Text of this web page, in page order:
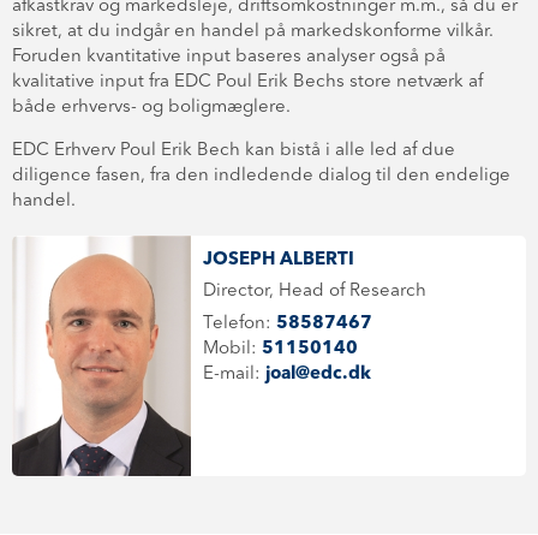
afkastkrav og markedsleje, driftsom­kost­nin­ger m.m., så du er
sikret, at du indgår en handel på mar­keds­kon­for­me vilkår.
Foruden kvantitative input baseres analyser også på
kvalitative input fra EDC Poul Erik Bechs store netværk af
både erhvervs- og boligmæglere.
EDC Erhverv Poul Erik Bech kan bistå i alle led af due
diligence fasen, fra den indledende dialog til den endelige
handel.
JOSEPH ALBERTI
Director, Head of Research
Telefon: 58587467
Mobil: 51150140
E-mail: joal@edc.dk